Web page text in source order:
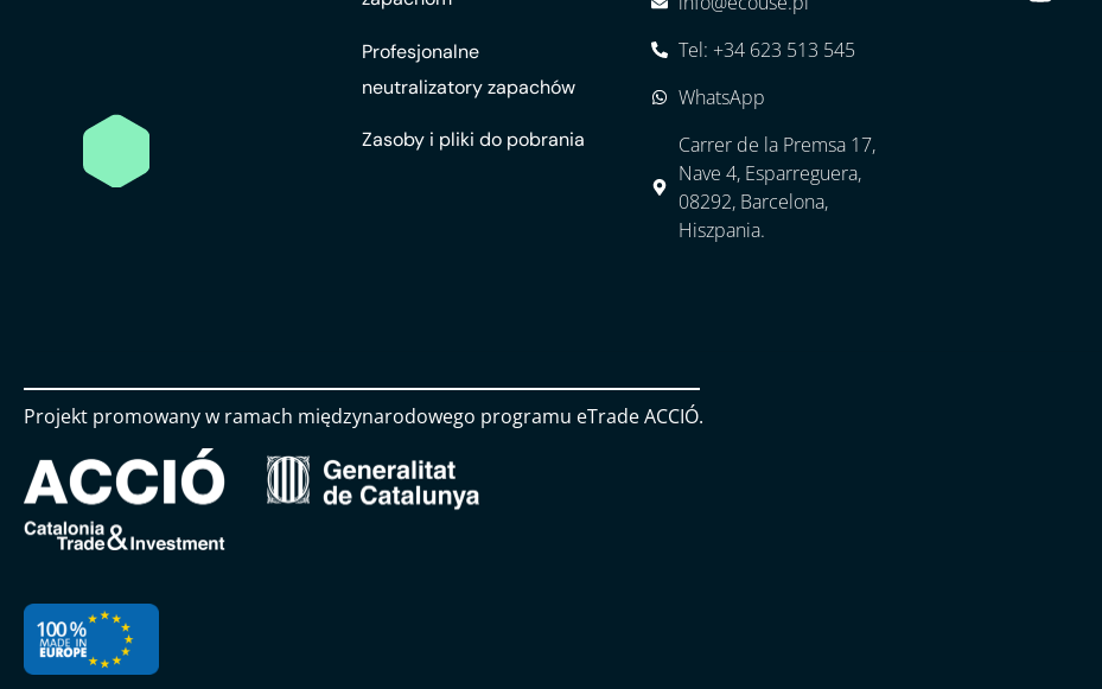
Profesjonalne
neutralizatory zapachów
Zasoby i pliki do pobrania
Tel: +34 623 513 545
WhatsApp
Carrer de la Premsa 17,
Nave 4, Esparreguera,
08292, Barcelona,
Hiszpania.
Projekt promowany w ramach międzynarodowego programu eTrade ACCIÓ.